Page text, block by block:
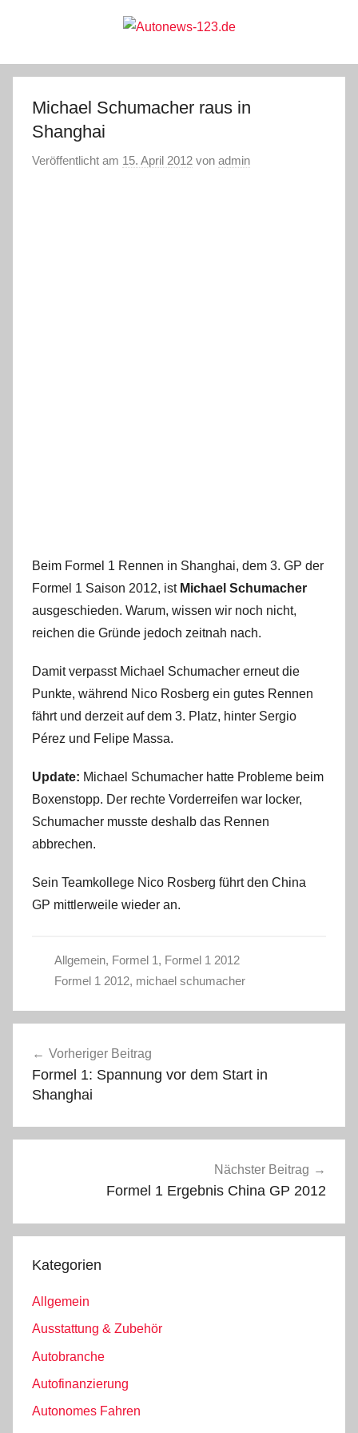
Autonews-
123.de
Michael Schumacher raus in
Shanghai
Veröffentlicht am 15. April 2012 von admin
Beim Formel 1 Rennen in Shanghai, dem 3. GP der
Formel 1 Saison 2012, ist Michael Schumacher
ausgeschieden. Warum, wissen wir noch nicht,
reichen die Gründe jedoch zeitnah nach.
Damit verpasst Michael Schumacher erneut die
Punkte, während Nico Rosberg ein gutes Rennen
fährt und derzeit auf dem 3. Platz, hinter Sergio
Pérez und Felipe Massa.
Update: Michael Schumacher hatte Probleme beim
Boxenstopp. Der rechte Vorderreifen war locker,
Schumacher musste deshalb das Rennen
abbrechen.
Sein Teamkollege Nico Rosberg führt den China
GP mittlerweile wieder an.
Allgemein, Formel 1, Formel 1 2012
Formel 1 2012, michael schumacher
Vorheriger Beitrag
Formel 1: Spannung vor dem Start in
Shanghai
Nächster Beitrag
Formel 1 Ergebnis China GP 2012
Kategorien
Allgemein
Ausstattung & Zubehör
Autobranche
Autofinanzierung
Autonomes Fahren